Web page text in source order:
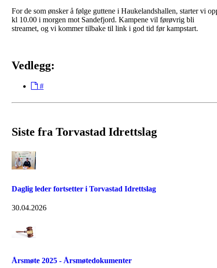
For de som ønsker å følge guttene i Haukelandshallen, starter vi
kl 10.00 i morgen mot Sandefjord. Kampene vil førøvrig bli
streamet, og vi kommer tilbake til link i god tid før kampstart.
Vedlegg:
#
Siste fra Torvastad Idrettslag
Daglig leder fortsetter i Torvastad Idrettslag
30.04.2026
Årsmøte 2025 - Årsmøtedokumenter